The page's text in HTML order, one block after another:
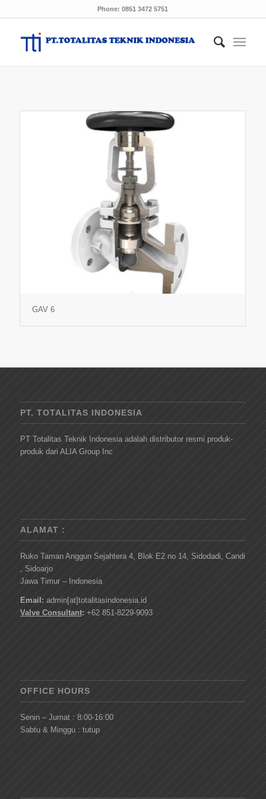
Phone: 0851 3472 5751
GAV 6
PT. TOTALITAS INDONESIA
PT Totalitas Teknik Indonesia adalah distributor resmi produk-
produk dari ALIA Group Inc
ALAMAT :
Ruko Taman Anggun Sejahtera 4, Blok E2 no 14, Sidodadi, Candi
, Sidoarjo
Jawa Timur – Indonesia
Email: admin[at]totalitasindonesia.id
Valve Consultant: +62 851-8229-9093
OFFICE HOURS
Senin – Jumat : 8:00-16:00
Sabtu & Minggu : tutup